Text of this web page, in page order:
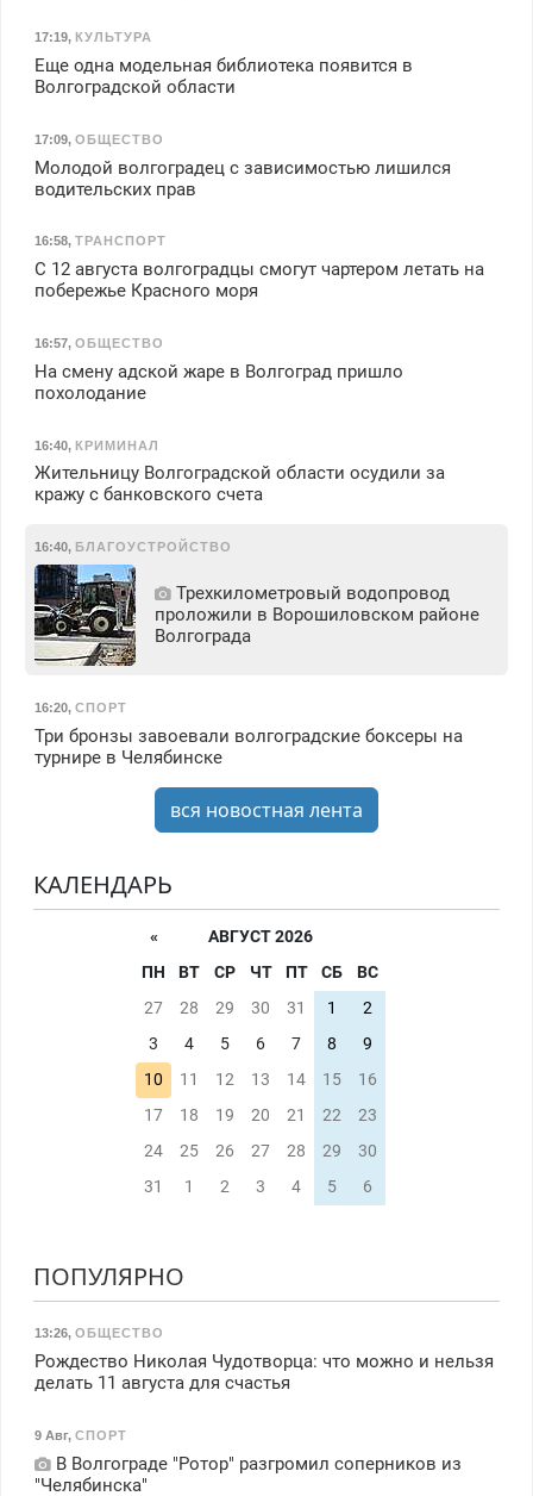
17:19, КУЛЬТУРА
Еще одна модельная библиотека появится в
Волгоградской области
17:09, ОБЩЕСТВО
Молодой волгоградец с зависимостью лишился
водительских прав
16:58, ТРАНСПОРТ
С 12 августа волгоградцы смогут чартером летать на
побережье Красного моря
16:57, ОБЩЕСТВО
На смену адской жаре в Волгоград пришло
похолодание
16:40, КРИМИНАЛ
Жительницу Волгоградской области осудили за
кражу с банковского счета
16:40, БЛАГОУСТРОЙСТВО
Трехкилометровый водопровод
проложили в Ворошиловском районе
Волгограда
16:20, СПОРТ
Три бронзы завоевали волгоградские боксеры на
турнире в Челябинске
вся новостная лента
КАЛЕНДАРЬ
«
АВГУСТ 2026
ПН
ВТ СР ЧТ ПТ СБ
ВС
27
28 29 30 31 1
2
3
4 5 6 7 8
9
10
11 12 13 14 15
16
17
18 19 20 21 22
23
24
25 26 27 28 29
30
31
1 2 3 4 5 6
ПОПУЛЯРНО
13:26, ОБЩЕСТВО
Рождество Николая Чудотворца: что можно и нельзя
делать 11 августа для счастья
9 Авг, СПОРТ
В Волгограде "Ротор" разгромил соперников из
"Челябинска"